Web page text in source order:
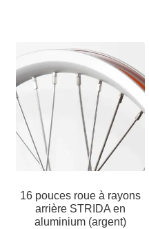
16 pouces roue à rayons
arrière STRIDA en
aluminium (argent)